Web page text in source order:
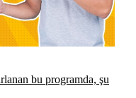
bu programda, şu